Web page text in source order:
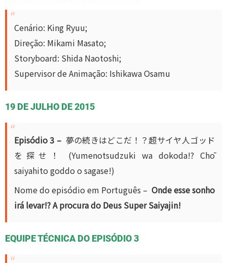
Cenário: King Ryuu;
Direção: Mikami Masato;
Storyboard: Shida Naotoshi;
Supervisor de Animação: Ishikawa Osamu
19 DE JULHO DE 2015
Episódio 3 –夢の続きはどこだ！？超サイヤ人ゴッド
を探せ！ (Yumenotsudzuki wa dokoda!? Chō
saiyahito goddo o sagase!)
Nome do episódio em Português – Onde esse sonho
irá levar!? A procura do Deus Super Saiyajin!
EQUIPE TÉCNICA DO EPISÓDIO 3